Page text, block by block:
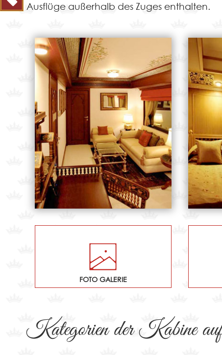
Ausflüge außerhalb des Zuges enthalten.
FOTO GALERIE
Kategorien der Kabine